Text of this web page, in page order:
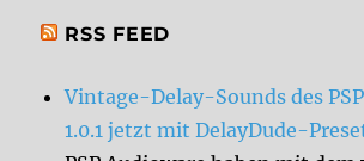
RSS FEED
Vintage-Delay-Sounds des
1.0.1 jetzt mit DelayDude-